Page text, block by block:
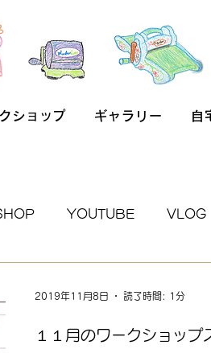
ショップ ギャラリー 自
YOUTUBE VLOG
１１月のワークショップ
2019年11月8日 読了時間: 1分